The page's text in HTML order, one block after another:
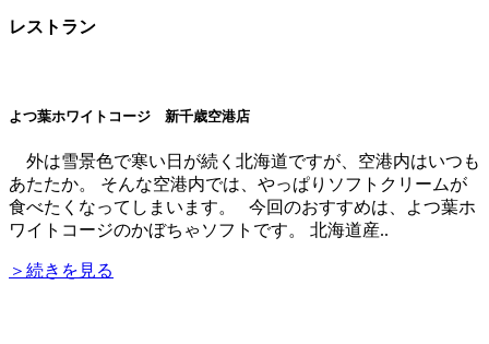
レストラン
よつ葉ホワイトコージ 新千歳空港店
外は雪景色で寒い日が続く北海道ですが、空港内はいつも
あたたか。 そんな空港内では、やっぱりソフトクリームが
食べたくなってしまいます。 今回のおすすめは、よつ葉ホ
ワイトコージのかぼちゃソフトです。 北海道産..
＞続きを見る